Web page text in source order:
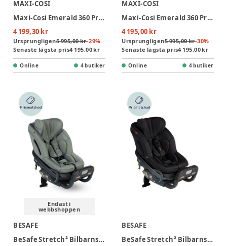
MAXI-COSI
Maxi-Cosi Emerald 360 Pro Bilbarnstol - Authentic Black
4 199,30 kr
Ursprungligen5 995,00 kr-29%
Senaste lägsta pris4 195,00 kr
Online 4 butiker
MAXI-COSI
Maxi-Cosi Emerald 360 Pro Bilbarnstol - Authentic Truffle
4 195,00 kr
Ursprungligen5 995,00 kr-30%
Senaste lägsta pris4 195,00 kr
Online 4 butiker
Endast i
webbshoppen
BESAFE
BeSafe Stretch² Bilbarnstol - Meadow Green Soft Breeze
BESAFE
BeSafe Stretch² Bilbarnstol - Black Soft Breeze